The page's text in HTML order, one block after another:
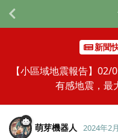
新聞
【小區域地震報告】
有感地震，最
萌芽機器人 2024年2